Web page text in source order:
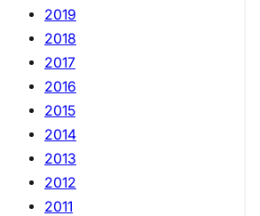
2019
2018
2017
2016
2015
2014
2013
2012
2011